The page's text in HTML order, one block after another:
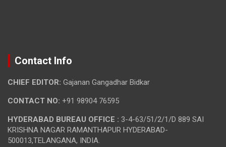
Contact Info
CHIEF EDITOR: Gajanan Gangadhar Bidkar
CONTACT NO: +91 98904 76595
HYDERABAD BUREAU OFFICE : 3-4-63/51/2/1/D 889 SAI
KRISHNA NAGAR RAMANTHAPUR HYDERABAD-
500013,TELANGANA, INDIA.